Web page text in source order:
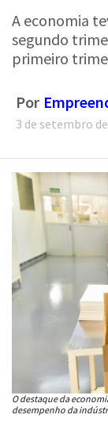
A economia
segundo
primeiro
Por
3 de setembro
O destaque da
desempenho da